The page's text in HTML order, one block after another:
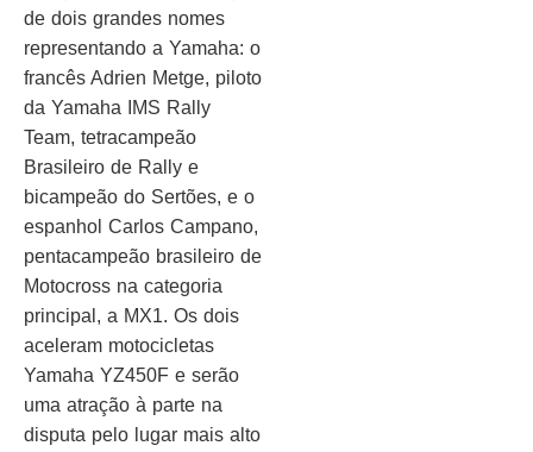
de dois grandes nomes
representando a Yamaha: o
francês Adrien Metge, piloto
da Yamaha IMS Rally
Team, tetracampeão
Brasileiro de Rally e
bicampeão do Sertões, e o
espanhol Carlos Campano,
pentacampeão brasileiro de
Motocross na categoria
principal, a MX1. Os dois
aceleram motocicletas
Yamaha YZ450F e serão
uma atração à parte na
disputa pelo lugar mais alto